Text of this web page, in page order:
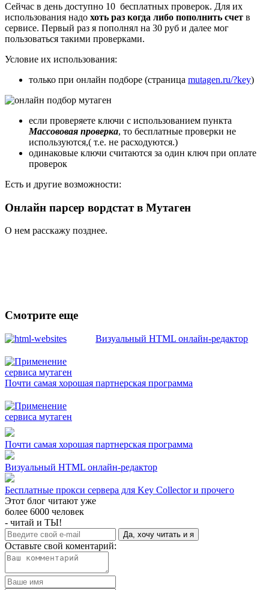
Сейчас в день доступно 10 бесплатных проверок. Для их
использования надо хоть раз когда либо пополнить счет в
сервисе. Первый раз я пополнял на 30 руб и далее мог
пользоваться такими проверками.
Условие их использования:
только при онлайн подборе (страница mutagen.ru/?key)
если проверяете ключи с использованием пункта
Массововая проверка, то бесплатные проверки не
используются,( т.е. не расходуются.)
одинаковые ключи считаются за один ключ при оплате
проверок
Есть и другие возможности:
Онлайн парсер вордстат в Мутаген
О нем расскажу позднее.
Смотрите еще
Визуальный HTML онлайн-редактор
Почти самая хорошая партнерская программа
Почти самая хорошая партнерская программа
Визуальный HTML онлайн-редактор
Бесплатные прокси сервера для Key Collector и прочего
Этот блог читают уже
более 6000 человек
- читай и ТЫ!
Да, хочу читать и я
Оставьте свой коментарий: